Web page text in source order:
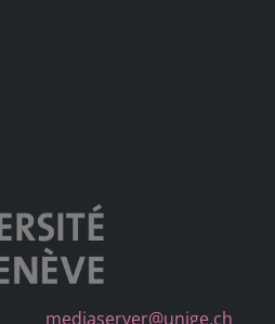
mediaserver@unige.ch